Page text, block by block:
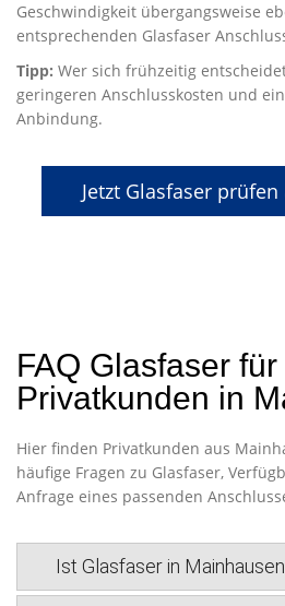
Geschwindigkeit übergangsweise
entsprechenden Glasfaser
Tipp: Wer sich frühzeitig
geringeren Anschlusskosten und
Anbindung.
Jetzt Glasfaser
FAQ Glasfaser für
Privatkunden in
Hier finden Privatkunden aus
häufige Fragen zu Glasfaser,
Anfrage eines passenden
Ist Glasfaser in